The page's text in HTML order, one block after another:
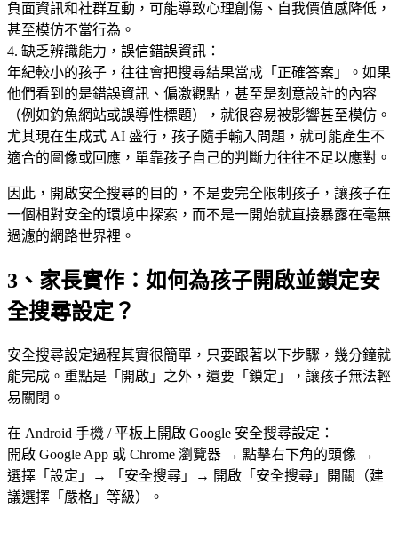
負面資訊和社群互動，可能導致心理創傷、自我價值感降低，
甚至模仿不當行為。
4. 缺乏辨識能力，誤信錯誤資訊：
年紀較小的孩子，往往會把搜尋結果當成「正確答案」。如果
他們看到的是錯誤資訊、偏激觀點，甚至是刻意設計的內容
（例如釣魚網站或誤導性標題），就很容易被影響甚至模仿。
尤其現在生成式 AI 盛行，孩子隨手輸入問題，就可能產生不
適合的圖像或回應，單靠孩子自己的判斷力往往不足以應對。
因此，開啟安全搜尋的目的，不是要完全限制孩子，讓孩子在
一個相對安全的環境中探索，而不是一開始就直接暴露在毫無
過濾的網路世界裡。
3、家長實作：如何為孩子開啟並鎖定安
全搜尋設定？
安全搜尋設定過程其實很簡單，只要跟著以下步驟，幾分鐘就
能完成。重點是「開啟」之外，還要「鎖定」，讓孩子無法輕
易關閉。
在 Android 手機 / 平板上開啟 Google 安全搜尋設定：
開啟 Google App 或 Chrome 瀏覽器 → 點擊右下角的頭像 →
選擇「設定」→ 「安全搜尋」→ 開啟「安全搜尋」開關（建
議選擇「嚴格」等級）。